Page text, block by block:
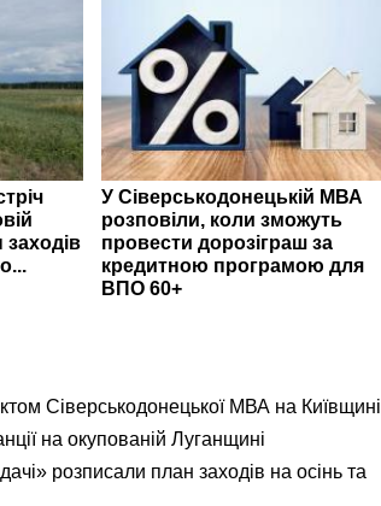
заходів
У Сіверськодонецькій МВА
розповіли, коли зможуть
провести дорозіграш за
кредитною програмою для
ВПО 60+
Сіверськодонецької МВА на Київщині
на окупованій Луганщині
розписали план заходів на осінь та